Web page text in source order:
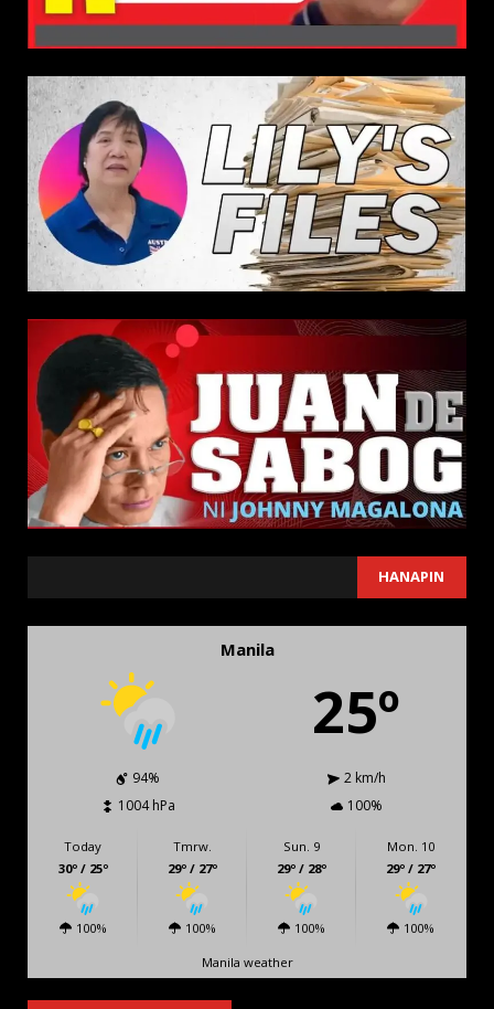
HANAPIN
Manila
25º
94%
2 km/h
1004 hPa
100%
Today
30º / 25º
100%
Tmrw.
29º / 27º
100%
Sun. 9
29º / 28º
100%
Mon. 10
29º / 27º
100%
Manila weather